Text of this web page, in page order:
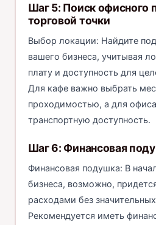
Шаг 5: Поиск офисного
торговой точки
Выбор локации: Найдите
вашего бизнеса, учитывая
плату и доступность для
Для кафе важно выбрать
проходимостью, а для
транспортную доступность.
Шаг 6: Финансовая
Финансовая подушка: В
бизнеса, возможно,
расходами без
Рекомендуется иметь